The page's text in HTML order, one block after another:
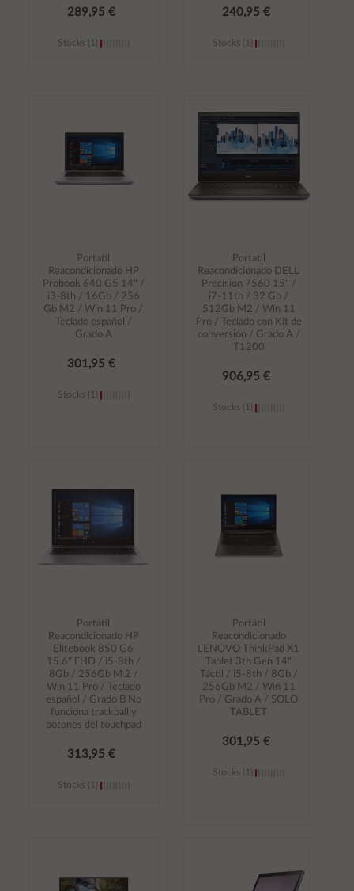
289,95 €
Stocks (1)
240,95 €
Stocks (1)
carrito
Portatil
Reacondicionado HP
Probook 640 G5 14" /
i3-8th / 16Gb / 256
Gb M2 / Win 11 Pro /
Teclado español /
Grado A
301,95 €
Stocks (1)
Portatil
Reacondicionado DELL
Precision 7560 15" /
i7-11th / 32 Gb /
512Gb M2 / Win 11
Pro / Teclado con Kit de
conversión / Grado A /
T1200
906,95 €
Stocks (1)
Portátil
Reacondicionado HP
Elitebook 850 G6
15.6" FHD / i5-8th /
8Gb / 256Gb M.2 /
Win 11 Pro / Teclado
español / Grado B No
funciona trackball y
botones del touchpad
313,95 €
Stocks (1)
Portátil
Reacondicionado
LENOVO ThinkPad X1
Tablet 3th Gen 14"
Táctil / i5-8th / 8Gb /
256Gb M2 / Win 11
Pro / Grado A / SOLO
TABLET
301,95 €
Stocks (1)